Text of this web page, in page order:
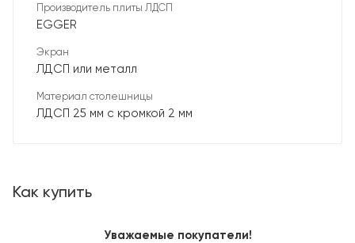
Производитель плиты ЛДСП
EGGER
Экран
ЛДСП или металл
Материал столешницы
ЛДСП 25 мм с кромкой 2 мм
Как купить
Уважаемые покупатели!